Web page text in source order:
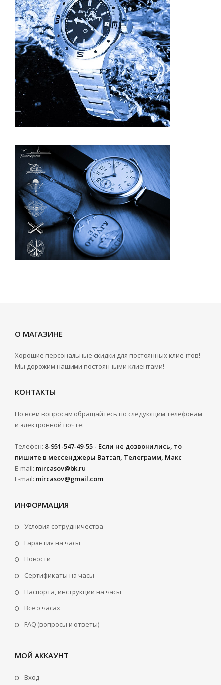
О МАГАЗИНЕ
Хорошие персональные скидки для постоянных клиентов!
Мы дорожим нашими постоянными клиентами!
КОНТАКТЫ
По всем вопросам обращайтесь по следующим телефонам
и электронной почте:
Телефон: 8-951-547-49-55 - Если не дозвонились, то
пишите в мессенджеры Ватсап, Телеграмм, Макс
E-mail: mircasov@bk.ru
E-mail: mircasov@gmail.com
ИНФОРМАЦИЯ
Условия сотрудничества
Гарантия на часы
Новости
Сертификаты на часы
Паспорта, инструкции на часы
Всё о часах
FAQ (вопросы и ответы)
МОЙ АККАУНТ
Вход